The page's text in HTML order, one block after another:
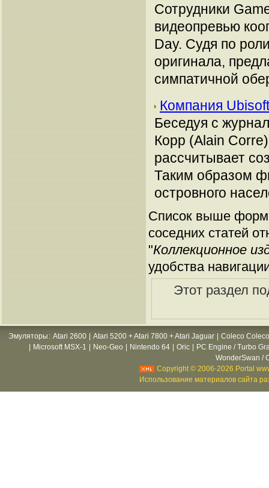
Сотрудники
видеопревью
Day. Судя по
оригинала,
симпатичной
Компания
Беседуя с
Корр (Alain
рассчитывает
Таким образом
островного
Список выше
соседних статей
"Коллекционное
удобства
Этот раздел
Эмуляторы : Atari 2600 Atari 5200 + Atari 7800 + Atari Jaguar
Coleco
Microsoft MSX-1 Neo-Geo Nintendo 64 Oric
PC Engine / Turbo
WonderSwan /
Copyright © 2006-2026 Portal
Использование материалов сайта